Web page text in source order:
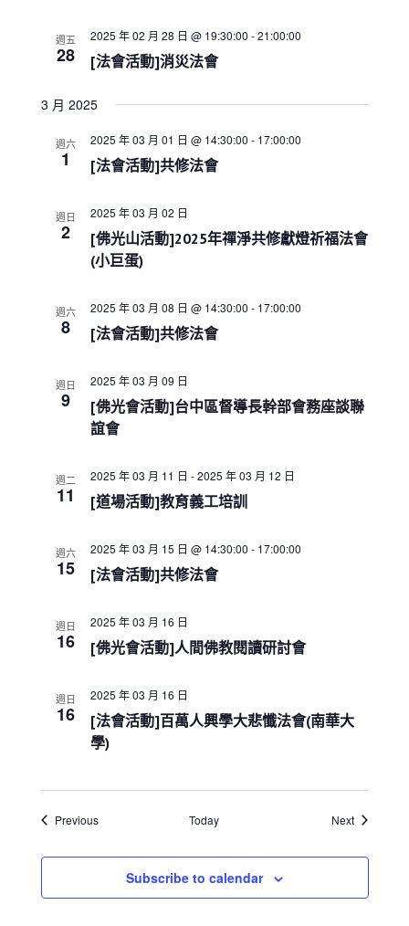
a
s
i
g
.
週五
28 [法會活動]消災法會
2025 年 02 月 28 日 @ 19:30:00 -21:00:00
3 月 2025
週六
1 [法會活動]共修法會
2025 年 03 月 01 日 @ 14:30:00 - 17:00:00
週日
2
[佛光山活動]2025年禪淨共修獻燈祈福法會
(小巨蛋)
2025 年 03 月 02 日
週六
8 [法會活動]共修法會
2025 年 03 月 08 日 @ 14:30:00 - 17:00:00
週日
9
[佛光會活動]台中區督導長幹部會務座談聯
誼會
2025 年 03 月 09 日
週二
11 [道場活動]教育義工培訓
2025 年 03 月 11 日 -2025 年 03 月 12 日
週六
15 [法會活動]共修法會
2025 年 03 月 15 日 @ 14:30:00 - 17:00:00
週日
16 [佛光會活動]人間佛教閱讀研討會
2025 年 03 月 16 日
週日
16
[法會活動]百萬人興學大悲懺法會(南華大
學)
2025 年 03 月 16 日
PreviousEvents Today NextEvents
Subscribe to calendar